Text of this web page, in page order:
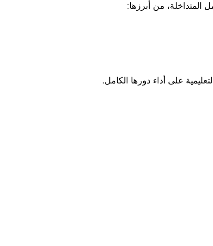
المتداخلة، من أبرزها:
على أداء دورها الكامل.